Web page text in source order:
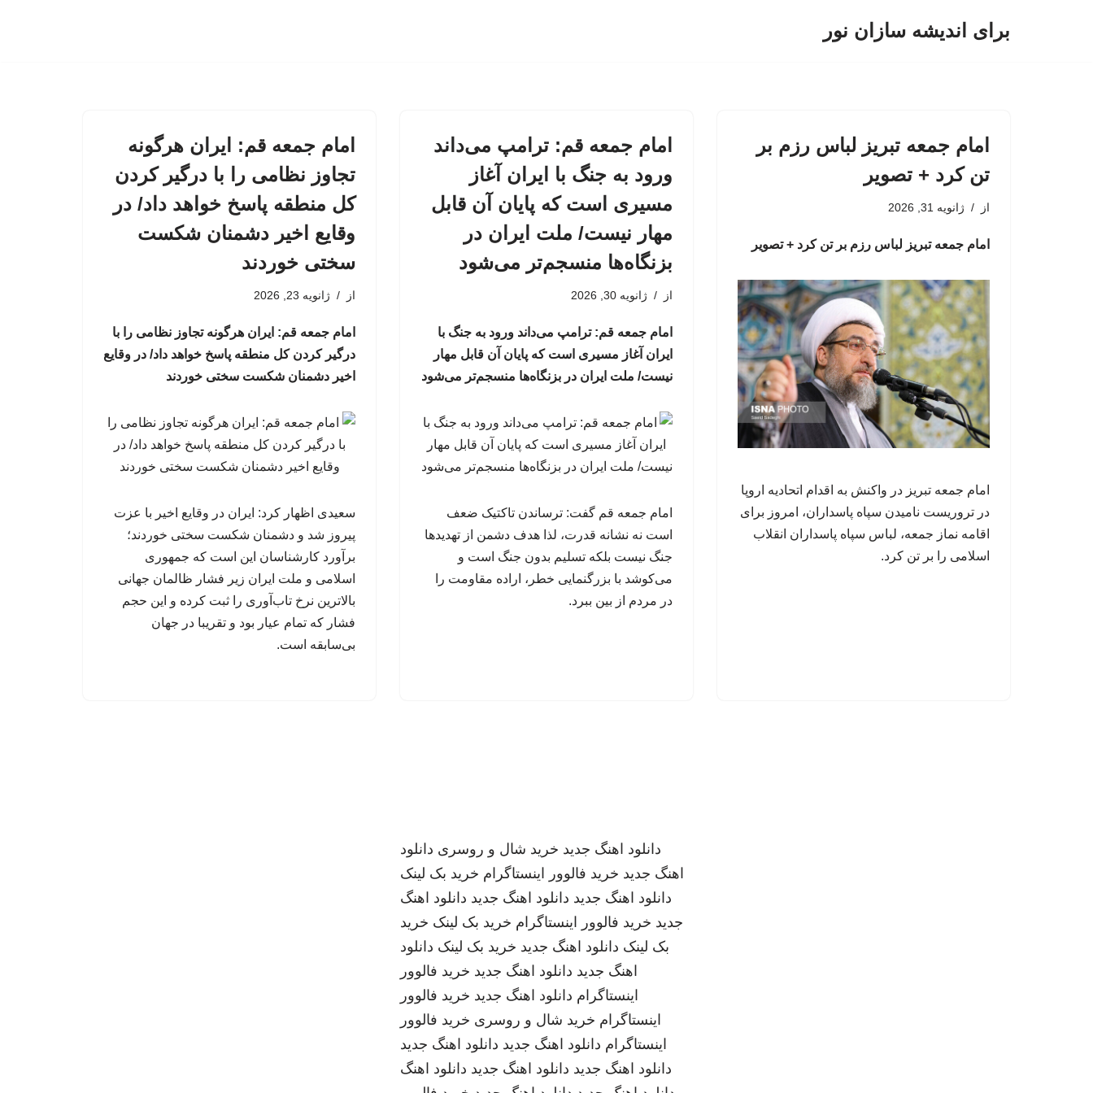
برای اندیشه سازان نور
امام‌ جمعه تبریز لباس رزم بر
تن کرد + تصویر
از ژانویه 31, 2026
امام‌ جمعه تبریز لباس رزم بر تن کرد + تصویر
امام جمعه تبریز در واکنش به اقدام اتحادیه اروپا
در تروریست نامیدن سپاه پاسداران، امروز برای
اقامه نماز جمعه، لباس سپاه پاسداران انقلاب
اسلامی را بر تن کرد.
امام جمعه قم: ترامپ می‌داند
ورود به جنگ با ایران آغاز
مسیری است که پایان آن قابل
مهار نیست/ ملت ایران در
بزنگاه‌ها منسجم‌تر می‌شود
از ژانویه 30, 2026
امام جمعه قم: ترامپ می‌داند ورود به جنگ با
ایران آغاز مسیری است که پایان آن قابل مهار
نیست/ ملت ایران در بزنگاه‌ها منسجم‌تر می‌شود
امام جمعه قم گفت: ترساندن تاکتیک ضعف
است نه نشانه قدرت، لذا هدف دشمن از تهدیدها
جنگ نیست بلکه تسلیم بدون جنگ است و
می‌کوشد با بزرگنمایی خطر، اراده مقاومت را
در مردم از بین ببرد.
امام جمعه قم: ایران هرگونه
تجاوز نظامی را با درگیر کردن
کل منطقه پاسخ خواهد داد/ در
وقایع اخیر دشمنان شکست
سختی خوردند
از ژانویه 23, 2026
امام جمعه قم: ایران هرگونه تجاوز نظامی را با
درگیر کردن کل منطقه پاسخ خواهد داد/ در وقایع
اخیر دشمنان شکست سختی خوردند
سعیدی اظهار کرد: ایران در وقایع اخیر با عزت
پیروز شد و دشمنان شکست سختی خوردند؛
برآورد کارشناسان این است که جمهوری
اسلامی و ملت ایران زیر فشار ظالمان جهانی
بالاترین نرخ تاب‌آوری را ثبت کرده و این حجم
فشار که تمام عیار بود و تقریبا در جهان
بی‌سابقه است.
دانلود اهنگ جدید خرید شال و روسری دانلود
اهنگ جدید خرید فالوور اینستاگرام خرید بک لینک
دانلود اهنگ جدید دانلود اهنگ جدید دانلود اهنگ
جدید خرید فالوور اینستاگرام خرید بک لینک خرید
بک لینک دانلود اهنگ جدید خرید بک لینک دانلود
اهنگ جدید دانلود اهنگ جدید خرید فالوور
اینستاگرام دانلود اهنگ جدید خرید فالوور
اینستاگرام خرید شال و روسری خرید فالوور
اینستاگرام دانلود اهنگ جدید دانلود اهنگ جدید
دانلود اهنگ جدید دانلود اهنگ جدید دانلود اهنگ